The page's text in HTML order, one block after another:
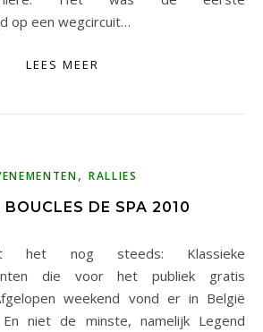
op een wegcircuit…
LEES MEER
, RALLIES
BOUCLES DE SPA 2010
die voor het publiek gratis
weekend vond er in België
niet de minste, namelijk Legend